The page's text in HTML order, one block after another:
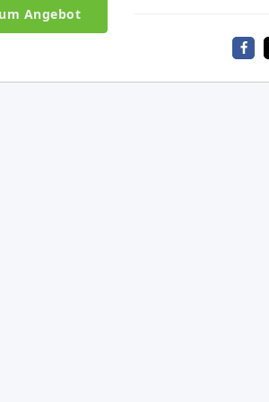
Angebot